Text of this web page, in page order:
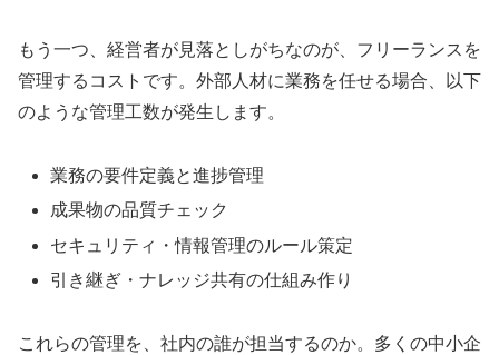
もう一つ、経営者が見落としがちなのが、フリーランスを
管理するコストです。外部人材に業務を任せる場合、以下
のような管理工数が発生します。
業務の要件定義と進捗管理
成果物の品質チェック
セキュリティ・情報管理のルール策定
引き継ぎ・ナレッジ共有の仕組み作り
これらの管理を、社内の誰が担当するのか。多くの中小企